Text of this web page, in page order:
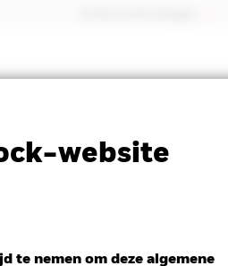
website
te nemen om deze algemene
Web Disclosure Download